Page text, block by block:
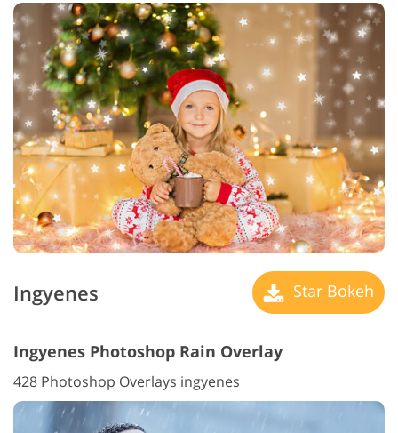
Ingyenes Star Bokeh
Ingyenes Photoshop Rain Overlay
428 Photoshop Overlays ingyenes